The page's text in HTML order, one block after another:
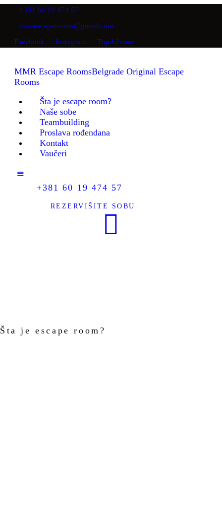
+381 60 19 474 57
mmrescaperooms@gmail.com
Facebook
Instagram TripAdvisor
MMR Escape RoomsBelgrade Original Escape
Rooms
Šta je escape room?
Naše sobe
Teambuilding
Proslava rođendana
Kontakt
Vaučeri
+381 60 19 474 57
REZERVIŠITE SOBU
Šta je escape room?
MMR Escape Rooms Belgrade Original Escape Rooms
ŠTA JE ESCAPE ROOM?
NAŠE SOBE
TEAMBUILDING
PROSLAVA
ROĐENDANA
KONTAKT
VAUČERI